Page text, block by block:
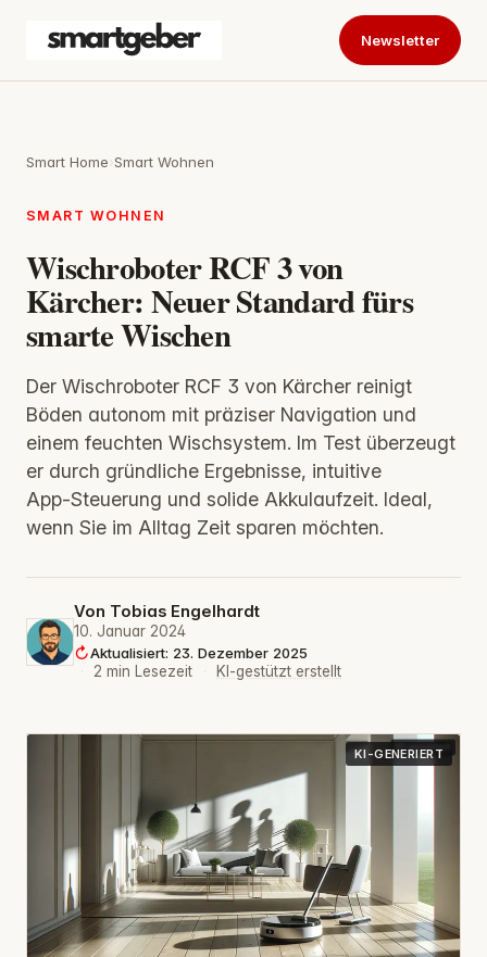
Newsletter
Smart Home›Smart Wohnen
SMART WOHNEN
Wischroboter RCF 3 von
Kärcher: Neuer Standard fürs
smarte Wischen
Der Wischroboter RCF 3 von Kärcher reinigt
Böden autonom mit präziser Navigation und
einem feuchten Wischsystem. Im Test überzeugt
er durch gründliche Ergebnisse, intuitive
App‑Steuerung und solide Akkulaufzeit. Ideal,
wenn Sie im Alltag Zeit sparen möchten.
Von Tobias Engelhardt
10. Januar 2024
Aktualisiert: 23. Dezember 2025
·
2 min Lesezeit · KI-gestützt erstellt
KI-GENERIERT